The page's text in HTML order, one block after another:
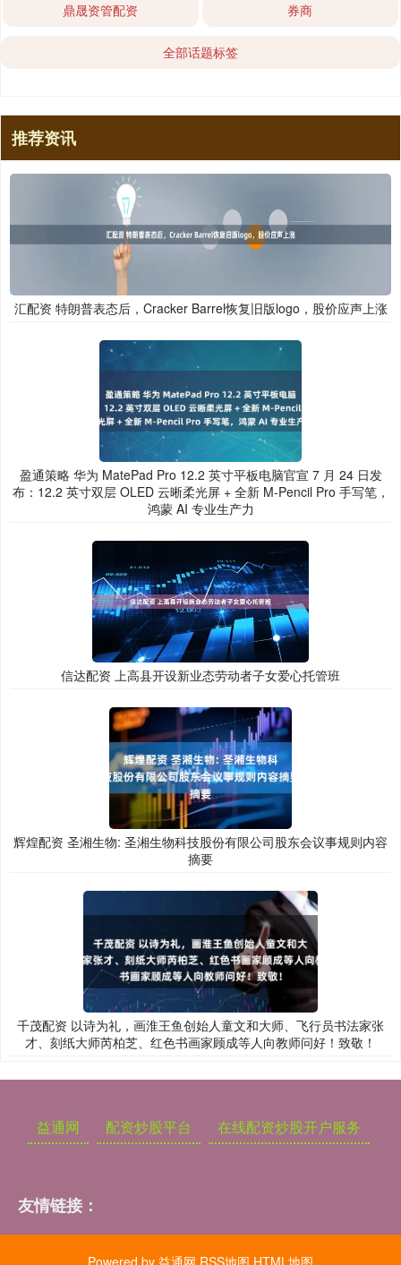
鼎晟资管配资 券商
全部话题标签
推荐资讯
汇配资 特朗普表态后，Cracker Barrel恢复旧版logo，股价应声上涨
盈通策略 华为 MatePad Pro 12.2 英寸平板电脑官宣 7 月 24 日发
布：12.2 英寸双层 OLED 云晰柔光屏 + 全新 M-Pencil Pro 手写笔，
鸿蒙 AI 专业生产力
信达配资 上高县开设新业态劳动者子女爱心托管班
辉煌配资 圣湘生物: 圣湘生物科技股份有限公司股东会议事规则内容
摘要
千茂配资 以诗为礼，画淮王鱼创始人童文和大师、飞行员书法家张
才、刻纸大师芮柏芝、红色书画家顾成等人向教师问好！致敬！
益通网 配资炒股平台 在线配资炒股开户服务
友情链接：